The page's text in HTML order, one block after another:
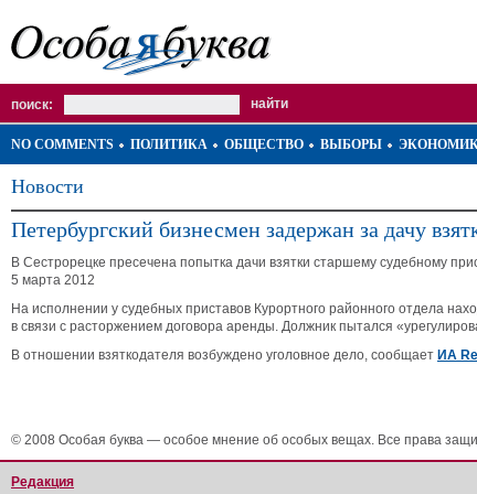
поиск:
NO COMMENTS ПОЛИТИКА ОБЩЕСТВО ВЫБОРЫ
Новости
Петербургский бизнесмен задержан за дачу
В Сестрорецке пресечена попытка дачи взятки старшему судебному
5 марта 2012
На исполнении у судебных приставов Курортного районного отдела
в связи с расторжением договора аренды. Должник пытался
В отношении взяткодателя возбуждено уголовное дело, сообщает ИА
© 2008 Особая буква — особое мнение об особых вещах. Все права
Редакция